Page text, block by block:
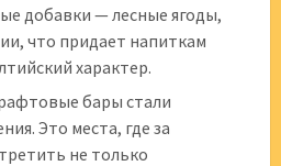
добавки — лесные ягоды,
что придает напиткам
характер.
бары стали
Это места, где за
не только